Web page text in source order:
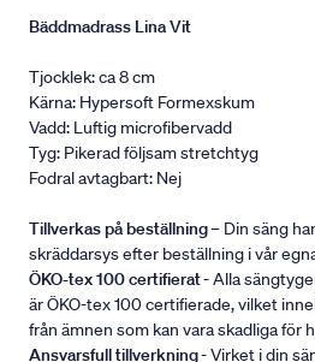
Bäddmadrass Lina Vit
Tjocklek: ca 8 cm
Kärna: Hypersoft Formexskum
Vadd: Luftig microfibervadd
Tyg: Pikerad följsam stretchtyg
Fodral avtagbart: Nej
Tillverkas på beställning– Din säng
skräddarsys efter beställning i vår
ÖKO-tex 100 certifierat- Alla
är ÖKO-tex 100 certifierade, vilket
från ämnen som kan vara skadliga för
Ansvarsfull tillverkning- Virket i din